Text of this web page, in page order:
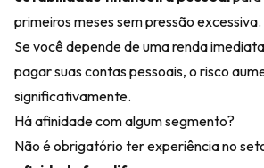
primeiros meses sem pressão excessiva.
Se você depende de uma renda
pagar suas contas pessoais, o risco
significativamente.
Há afinidade com algum segmento?
Não é obrigatório ter experiência no